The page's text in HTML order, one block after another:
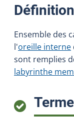
Définition
Ensemble des
l'oreille interne
sont remplies
labyrinthe